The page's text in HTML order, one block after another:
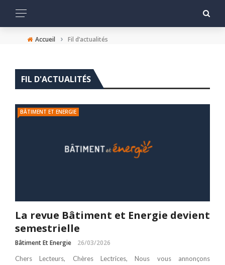
Accueil › Fil d’actualités
FIL D'ACTUALITÉS
BÂTIMENT ET ENERGIE
La revue Bâtiment et Energie devient
semestrielle
Bâtiment Et Energie 26/03/2026
Chers Lecteurs, Chères Lectrices, Nous vous annonçons